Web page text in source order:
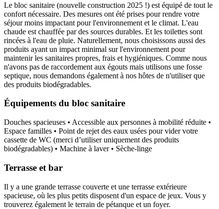
Le bloc sanitaire (nouvelle construction 2025 !) est équipé de tout le
confort nécessaire. Des mesures ont été prises pour rendre votre
séjour moins impactant pour l'environnement et le climat. L'eau
chaude est chauffée par des sources durables. Et les toilettes sont
rincées à l'eau de pluie. Naturellement, nous choisissons aussi des
produits ayant un impact minimal sur l'environnement pour
maintenir les sanitaires propres, frais et hygiéniques. Comme nous
n'avons pas de raccordement aux égouts mais utilisons une fosse
septique, nous demandons également à nos hôtes de n'utiliser que
des produits biodégradables.
Équipements du bloc sanitaire
Douches spacieuses • Accessible aux personnes à mobilité réduite •
Espace familles • Point de rejet des eaux usées pour vider votre
cassette de WC (merci d’utiliser uniquement des produits
biodégradables) • Machine à laver • Sèche-linge
Terrasse et bar
Il y a une grande terrasse couverte et une terrasse extérieure
spacieuse, où les plus petits disposent d'un espace de jeux. Vous y
trouverez également le terrain de pétanque et un foyer.